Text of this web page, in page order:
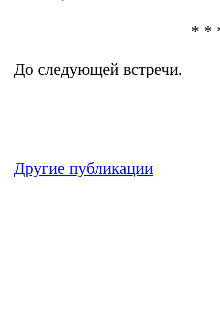
* *
До следующей встречи.
Другие публикации